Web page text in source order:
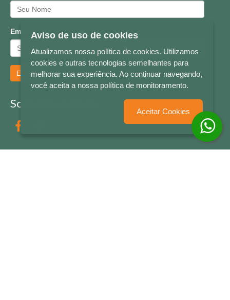
Email:
Enviar
Socialize conosco
Aviso de uso de cookies
Atualizamos nossa política de cookies. Utilizamos
cookies e outras tecnologias semelhantes para
melhorar sua experiência. Ao continuar navegando,
você aceita a nossa política de monitoramento.
Aceitar Cookies